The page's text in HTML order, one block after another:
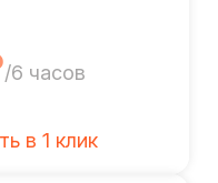
/6 часов
в 1 клик